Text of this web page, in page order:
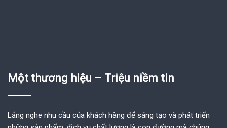
Một thương hiệu – Triệu niềm tin
Lắng nghe nhu cầu của khách hàng để sáng tạo và phát triển